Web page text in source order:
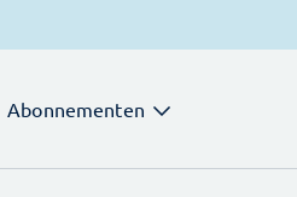
Abonnementen